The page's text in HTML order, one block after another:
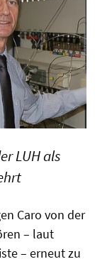
LUH als
Caro von der
– laut
– erneut zu